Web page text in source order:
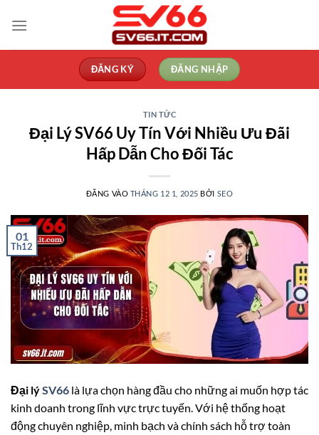
qua
ĐĂNG KÝ ĐĂNG NHẬP
TIN TỨC
Đại Lý SV66 Uy Tín Với Nhiều Ưu Đãi
Hấp Dẫn Cho Đối Tác
ĐĂNG VÀO THÁNG 12 1, 2025 BỞI SEO
01
Th12
Đại lýSV66 là lựa chọn hàng đầu cho những ai muốn hợp tác
kinh doanh trong lĩnh vực trực tuyến. Với hệ thống hoạt
động chuyên nghiệp, minh bạch và chính sách hỗ trợ toàn